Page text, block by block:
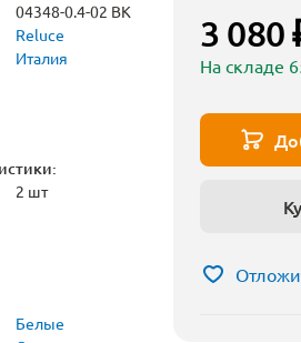
04348-0.4-02 BK
Reluce
Италия
2 шт
Белые
3 080
На складе